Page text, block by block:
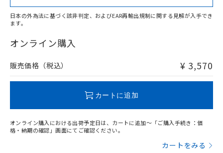
在庫等で未対応品が混在する可能性があります。
問い合わせください。
日本の外為法に基づく該非判定、およびEAR再輸出規制に関する見解が入手でき
ます。
オンライン購入
販売価格（税込） ¥ 3,570
カートに追加
オンライン購入における出荷予定日は、カートに追加～「ご購入手続き：価
格・納期の確認」画面にてご確認ください。
カートをみる